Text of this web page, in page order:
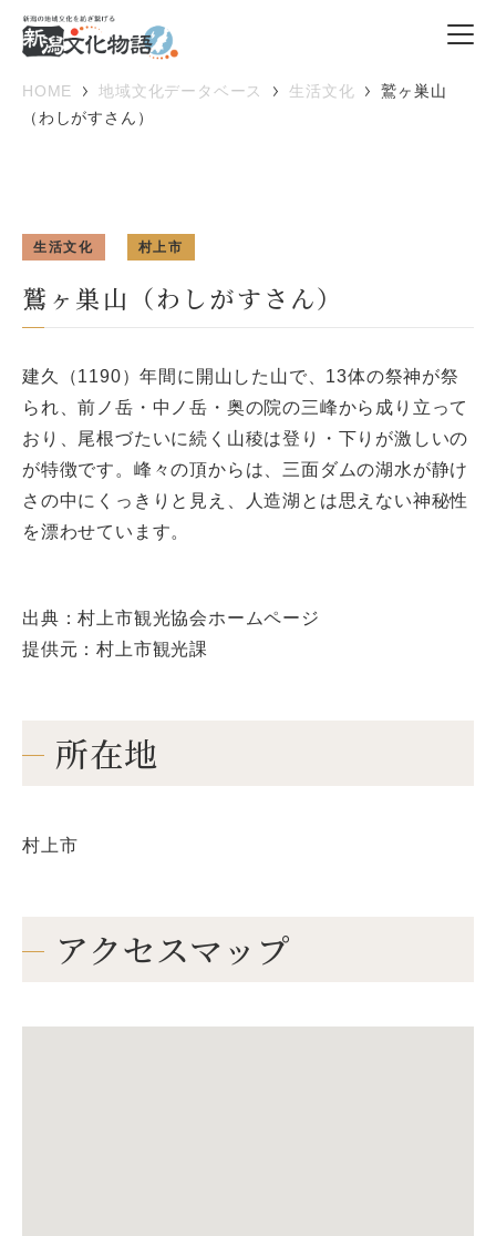
HOME 地域文化データベース 生活文化
鷲ヶ巣山
（わしがすさん）
生活文化 村上市
鷲ヶ巣山（わしがすさん）
建久（1190）年間に開山した山で、13体の祭神が祭
られ、前ノ岳・中ノ岳・奥の院の三峰から成り立って
おり、尾根づたいに続く山稜は登り・下りが激しいの
が特徴です。峰々の頂からは、三面ダムの湖水が静け
さの中にくっきりと見え、人造湖とは思えない神秘性
を漂わせています。
出典：村上市観光協会ホームページ
提供元：村上市観光課
所在地
村上市
アクセスマップ